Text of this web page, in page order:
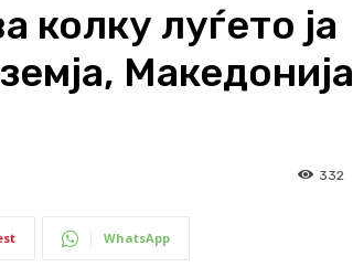
колку луѓето ја
Македонија
332
WhatsApp